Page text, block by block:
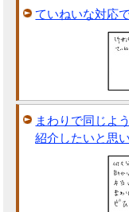
ていねいな対応
まわりで同じよ
紹介したいと思